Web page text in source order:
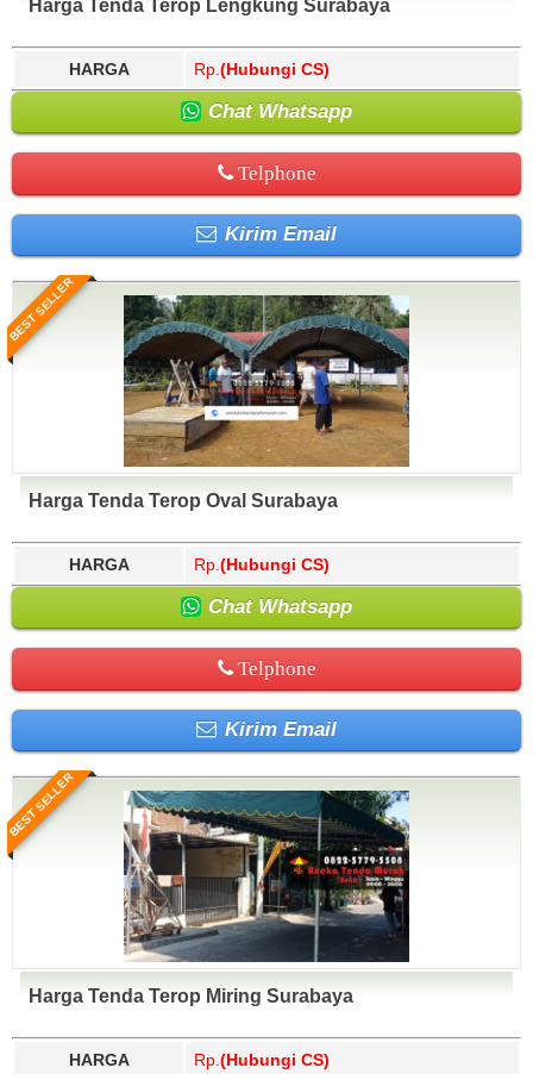
Harga Tenda Terop Lengkung Surabaya
HARGA Rp. (Hubungi CS)
Chat Whatsapp
Telphone
Kirim Email
BEST SELLER
Harga Tenda Terop Oval Surabaya
HARGA Rp. (Hubungi CS)
Chat Whatsapp
Telphone
Kirim Email
BEST SELLER
Harga Tenda Terop Miring Surabaya
HARGA Rp. (Hubungi CS)